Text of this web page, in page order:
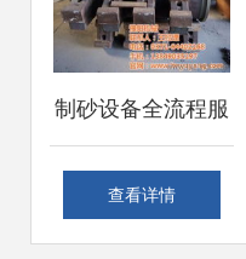
制砂设备全流程服
务指南 从场地规划
查看详情